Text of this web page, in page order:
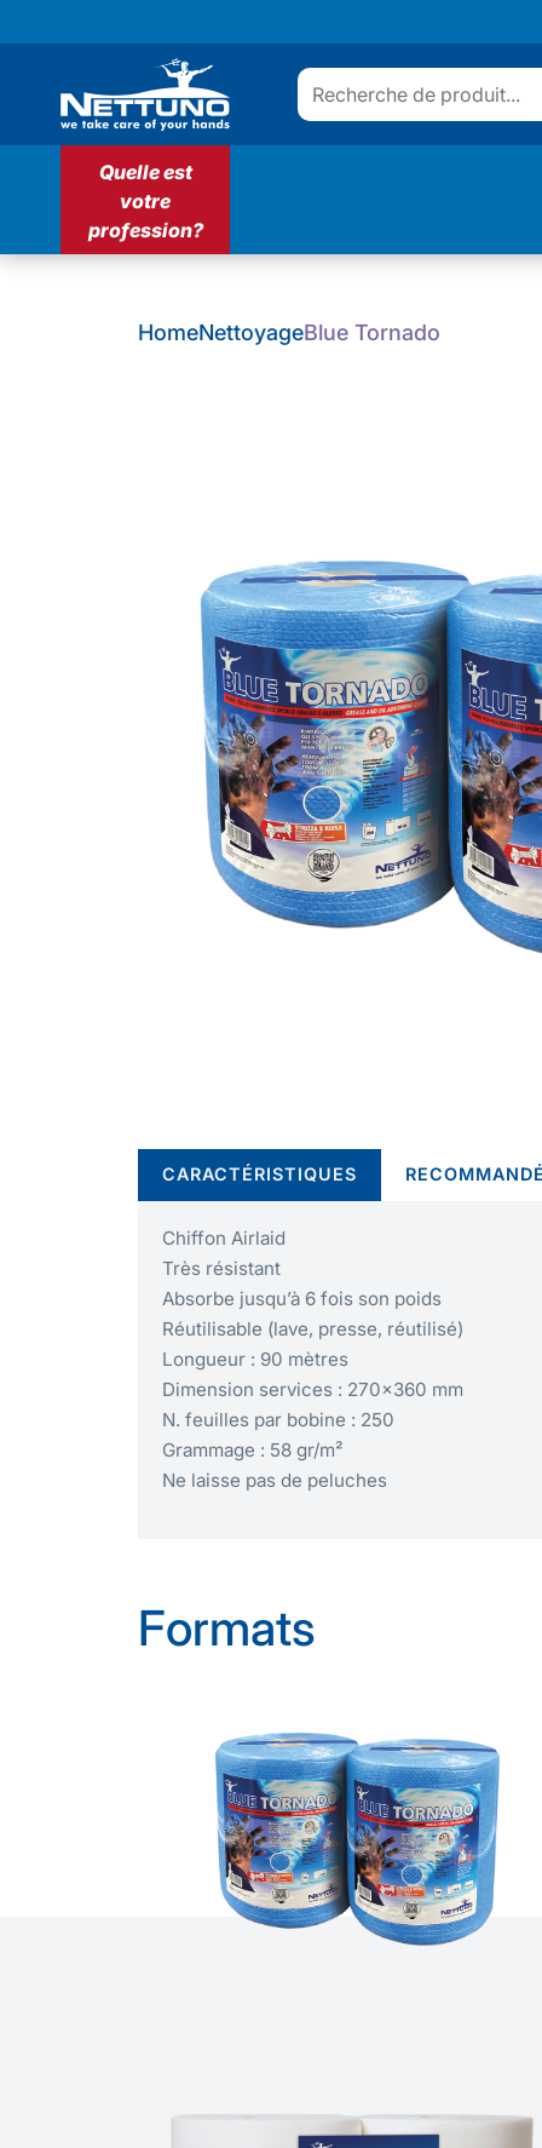
Quelle est
votre
profession?
HomeNettoyageBlue Tornado
CARACTÉRISTIQUES
Chiffon Airlaid
Très résistant
Absorbe jusqu’à 6 fois son poids
Réutilisable (lave, presse, réutilisé)
Longueur : 90 mètres
Dimension services : 270×360 mm
N. feuilles par bobine : 250
Grammage : 58 gr/m²
Ne laisse pas de peluches
Formats